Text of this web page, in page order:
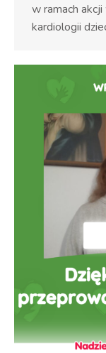
w ramach akcji
kardiologii